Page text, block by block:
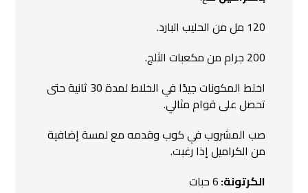
120 مل من الحليب البارد.
200 جرام من مكعبات الثلج.
اخلط المكونات جيدًا في الخلاط لمدة 30 ثانية حتى
تحصل على قوام مثالي.
صب المشروب في كوب وقدمه مع لمسة إضافية
من الكراميل إذا رغبت.
الكرتونة:6 حبات